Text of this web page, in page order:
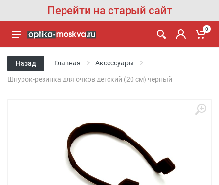
Перейти на старый сайт
0
Назад Главная Аксессуары
Шнурок-резинка для очков детский (20 см) черный